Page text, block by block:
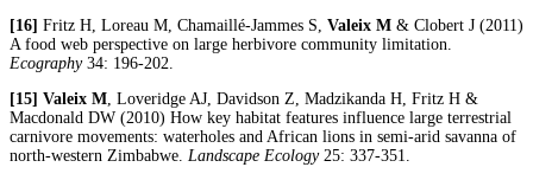
[16] Fritz H, Loreau M, Chamaillé-Jammes S, Valeix M & Clobert J (2011)
A food web perspective on large herbivore community limitation.
Ecography34: 196-202.
[15] Valeix M , Loveridge AJ, Davidson Z, Madzikanda H, Fritz H &
Macdonald DW (2010) How key habitat features influence large terrestrial
carnivore movements: waterholes and African lions in semi-arid savanna of
north-western Zimbabwe. Landscape Ecology 25: 337-351.